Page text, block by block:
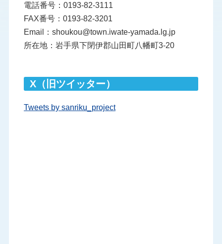
電話番号：0193-82-3111
FAX番号：0193-82-3201
Email：shoukou@town.iwate-yamada.lg.jp
所在地：岩手県下閉伊郡山田町八幡町3-20
X（旧ツイッター）
Tweets by sanriku_project